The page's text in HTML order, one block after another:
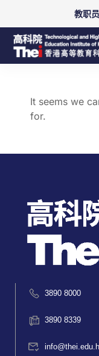
教职员
It seems we
for.
3890 8000
3890 8339